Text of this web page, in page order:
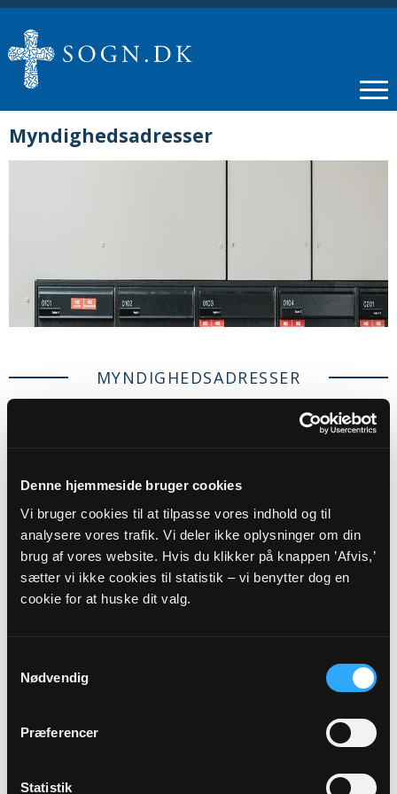
Denne hjemmeside bruger cookies
Vi bruger cookies til at tilpasse vores indhold og til
analysere vores trafik. Vi deler ikke oplysninger om din
brug af vores website. Hvis du klikker på knappen ’Afvis,’
sætter vi ikke cookies til statistik – vi benytter dog en
cookie for at huske dit valg.
Nødvendig
Præferencer
Statistik
Myndighedsadresser
MYNDIGHEDSADRESSER
rettes/sendes til:
Sognet ligger i den del af Sønderjylland, hvor der gælder
særlige regler vedrørende civilregistreringen.
Se nærmere herom på
www.personregistrering.dk
Tønder Kommune
Rådhuset
Wegners Plads 2
Dog skal eventuelle spørgsmål vedrørende
faderskab rettes til:
Hjemmeside: